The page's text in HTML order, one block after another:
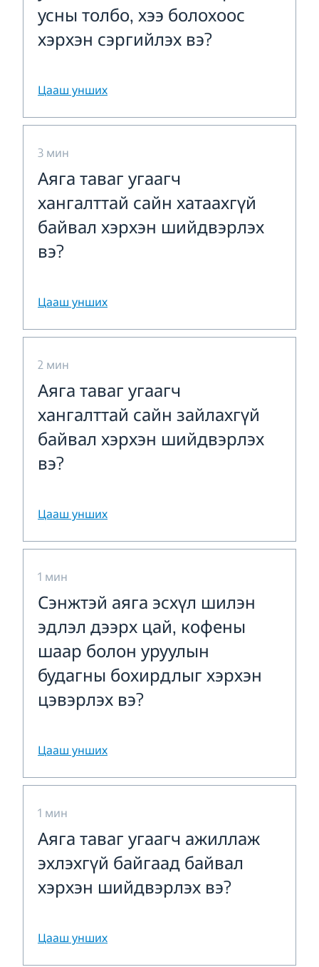
усны толбо, хээ болохоос
хэрхэн сэргийлэх вэ?
Цааш унших
3 мин
Аяга таваг угаагч
хангалттай сайн хатаахгүй
байвал хэрхэн шийдвэрлэх
вэ?
Цааш унших
2 мин
Аяга таваг угаагч
хангалттай сайн зайлахгүй
байвал хэрхэн шийдвэрлэх
вэ?
Цааш унших
1 мин
Сэнжтэй аяга эсхүл шилэн
эдлэл дээрх цай, кофены
шаар болон уруулын
будагны бохирдлыг хэрхэн
цэвэрлэх вэ?
Цааш унших
1 мин
Аяга таваг угаагч ажиллаж
эхлэхгүй байгаад байвал
хэрхэн шийдвэрлэх вэ?
Цааш унших